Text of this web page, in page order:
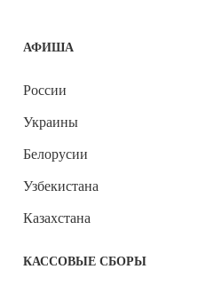
АФИША
России
Украины
Белорусии
Узбекистана
Казахстана
КАССОВЫЕ СБОРЫ